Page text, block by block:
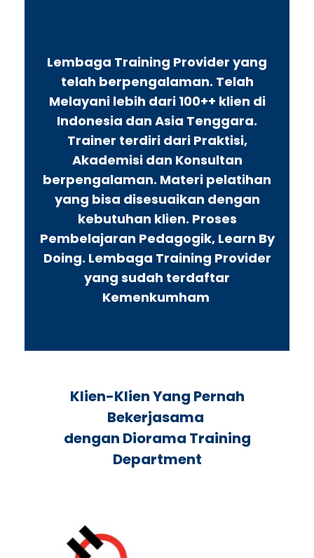
Lembaga Training Provider yang
telah berpengalaman. Telah
Melayani lebih dari 100++ klien di
Indonesia dan Asia Tenggara.
Trainer terdiri dari Praktisi,
Akademisi dan Konsultan
berpengalaman. Materi pelatihan
yang bisa disesuaikan dengan
kebutuhan klien. Proses
Pembelajaran Pedagogik, Learn By
Doing. Lembaga Training Provider
yang sudah terdaftar
Kemenkumham
Klien-Klien Yang Pernah
Bekerjasama
dengan Diorama Training
Department